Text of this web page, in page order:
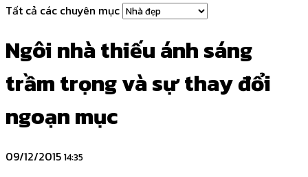
Tất cả các chuyên mục
Ngôi nhà thiếu ánh sáng
trầm trọng và sự thay đổi
ngoạn mục
09/12/2015 14:35